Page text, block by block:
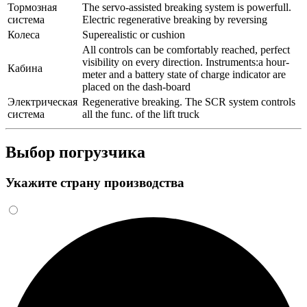
Тормозная
система
The servo-assisted breaking system is powerfull.
Electric regenerative breaking by reversing
Колеса
Superealistic or cushion
Кабина
All controls can be comfortably reached, perfect
visibility on every direction. Instruments:a hour-
meter and a battery state of charge indicator are
placed on the dash-board
Электрическая
система
Regenerative breaking. The SCR system controls
all the func. of the lift truck
Выбор погрузчика
Укажите страну производства